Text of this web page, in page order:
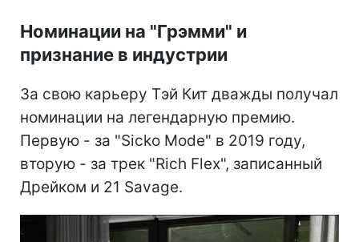
Номинации на "Грэмми" и
признание в индустрии
За свою карьеру Тэй Кит дважды получал
номинации на легендарную премию.
Первую - за "Sicko Mode" в 2019 году,
вторую - за трек "Rich Flex", записанный
Дрейком и 21 Savage.